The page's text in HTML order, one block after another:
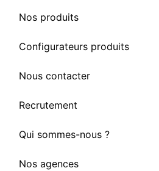
Nos produits
Configurateurs produits
Nous contacter
Recrutement
Qui sommes-nous ?
Nos agences